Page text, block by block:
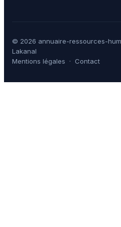
© 2026 annuaire-ressources-
Lakanal
Mentions légales · Contact